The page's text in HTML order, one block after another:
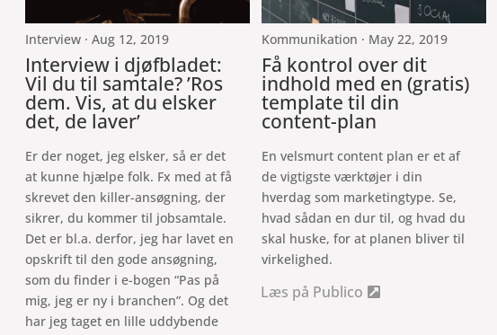
Interview · Aug 12, 2019
Interview i djøfbladet:
Vil du til samtale? ’Ros
dem. Vis, at du elsker
det, de laver’
Er der noget, jeg elsker, så er det
at kunne hjælpe folk. Fx med at få
skrevet den killer-ansøgning, der
sikrer, du kommer til jobsamtale.
Det er bl.a. derfor, jeg har lavet en
opskrift til den gode ansøgning,
som du finder i e-bogen “Pas på
mig, jeg er ny i branchen”. Og det
har jeg taget en lille uddybende
Kommunikation · May 22, 2019
Få kontrol over dit
indhold med en (gratis)
template til din
content-plan
En velsmurt content plan er et af
de vigtigste værktøjer i din
hverdag som marketingtype. Se,
hvad sådan en dur til, og hvad du
skal huske, for at planen bliver til
virkelighed.
Læs på Publico